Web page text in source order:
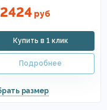
2424руб